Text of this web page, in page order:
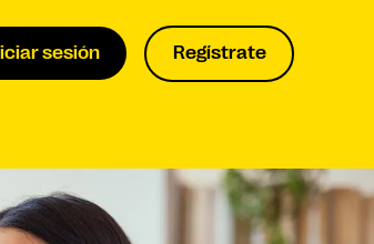
sesión Regístrate